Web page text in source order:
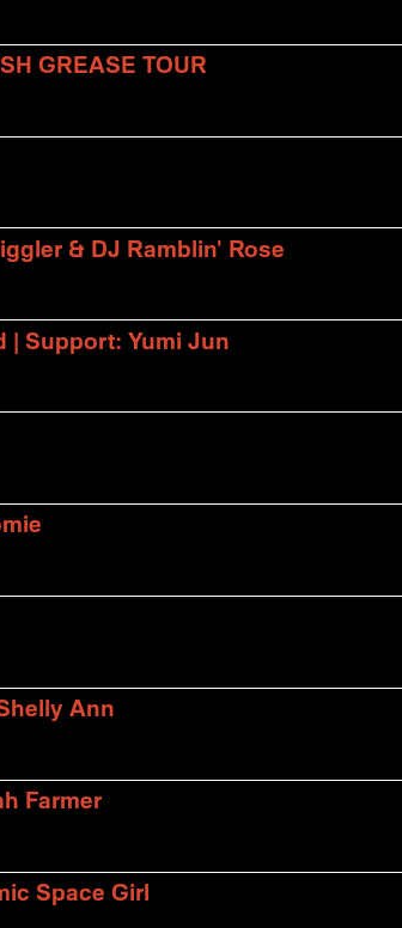
GREASE TOUR
& DJ Ramblin' Rose
| Support: Yumi Jun
Ann
Farmer
Space Girl